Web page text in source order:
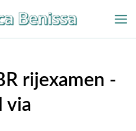
rijexamen -
via